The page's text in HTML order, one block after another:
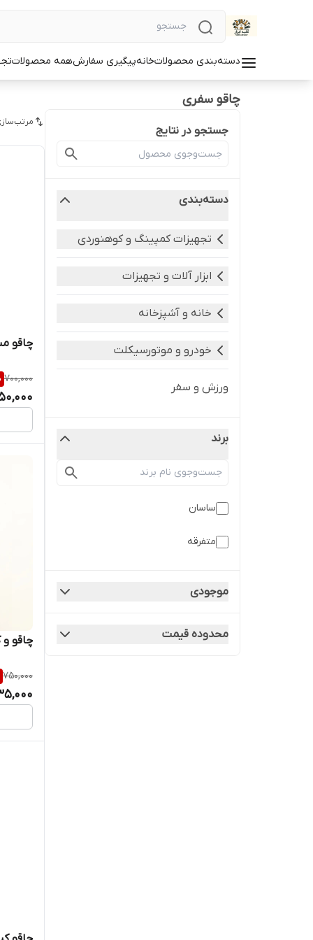
دسته‌بندی محصولاتخانهپیگیری سفارشهمه محصولات
چاقو سفری
جستجو در نتایج
دسته‌بندی
تجهیزات کمپینگ و کوهنوردی
ابزار آلات و تجهیزات
خانه و آشپزخانه
خودرو و موتورسیکلت
ورزش و سفر
برند
ساسان
متفرقه
موجودی
محدوده قیمت
چاقو
700,000
چاقو و
750,000